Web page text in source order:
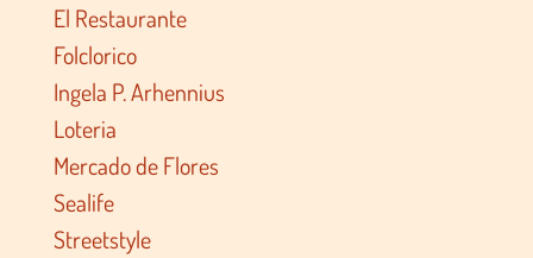
El Restaurante
Folclorico
Ingela P. Arhennius
Loteria
Mercado de Flores
Sealife
Streetstyle